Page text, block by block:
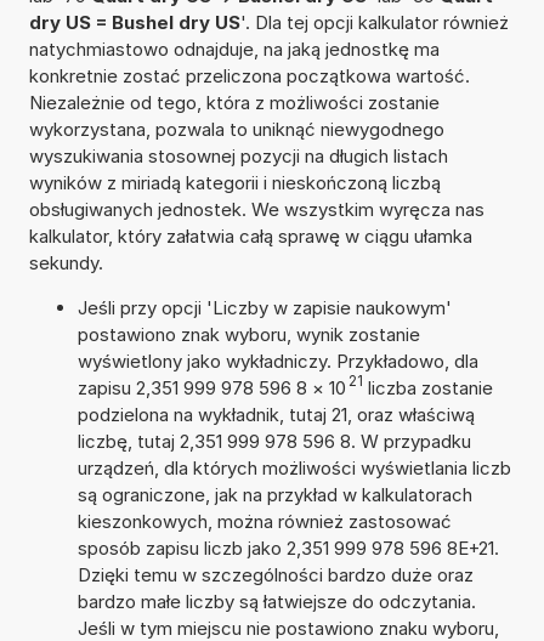
dry US = Bushel dry US'. Dla tej opcji kalkulator również
natychmiastowo odnajduje, na jaką jednostkę ma
konkretnie zostać przeliczona początkowa wartość.
Niezależnie od tego, która z możliwości zostanie
wykorzystana, pozwala to uniknąć niewygodnego
wyszukiwania stosownej pozycji na długich listach
wyników z miriadą kategorii i nieskończoną liczbą
obsługiwanych jednostek. We wszystkim wyręcza nas
kalkulator, który załatwia całą sprawę w ciągu ułamka
sekundy.
Jeśli przy opcji 'Liczby w zapisie naukowym'
postawiono znak wyboru, wynik zostanie
wyświetlony jako wykładniczy. Przykładowo, dla
zapisu 2,351 999 978 596 8 × 10 21 liczba zostanie
podzielona na wykładnik, tutaj 21, oraz właściwą
liczbę, tutaj 2,351 999 978 596 8. W przypadku
urządzeń, dla których możliwości wyświetlania liczb
są ograniczone, jak na przykład w kalkulatorach
kieszonkowych, można również zastosować
sposób zapisu liczb jako 2,351 999 978 596 8E+21.
Dzięki temu w szczególności bardzo duże oraz
bardzo małe liczby są łatwiejsze do odczytania.
Jeśli w tym miejscu nie postawiono znaku wyboru,